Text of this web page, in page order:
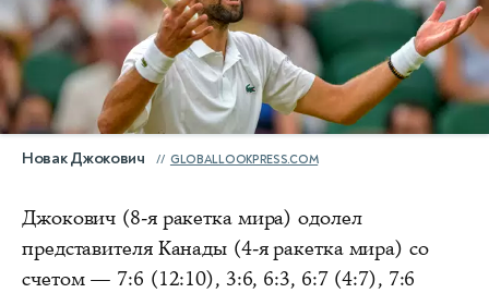
Новак Джокович GLOBALLOOKPRESS.COM
Джокович (8-я ракетка мира) одолел
представителя Канады (4-я ракетка мира) со
счетом — 7:6 (12:10), 3:6, 6:3, 6:7 (4:7), 7:6